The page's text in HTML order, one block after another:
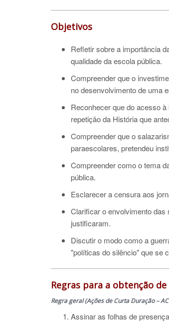
Objetivos
Refletir sobre a importância
qualidade da escola pública.
Compreender que o
no desenvolvimento de uma
Reconhecer que do acesso
repetição da História que
Compreender que o
paraescolares, pretendeu
Compreender como o tema
pública.
Esclarecer a censura aos
Clarificar o envolvimento das
justificaram.
Discutir o modo como a
"políticas do silêncio" que se
Regras para a obtenção
Regra geral (Ações de Curta Duração –
Assinar as folhas de presença